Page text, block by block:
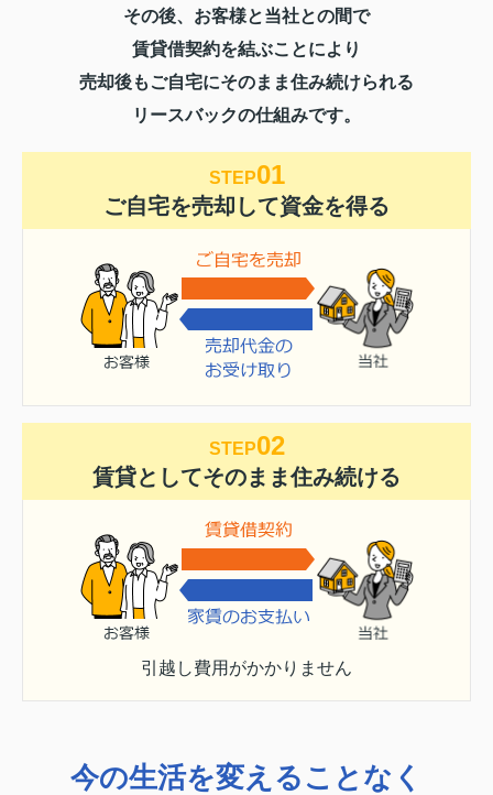
その後、お客様と当社との間で
賃貸借契約を結ぶことにより
売却後もご自宅にそのまま住み続けられる
リースバックの仕組みです。
STEP01
ご自宅を売却して資金を得る
STEP02
賃貸としてそのまま住み続ける
引越し費用がかかりません
今の生活を変えることなく